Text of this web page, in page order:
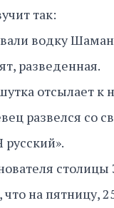
так:
водку
разведенная.
отсылает
развелся со
русский».
на пятницу,